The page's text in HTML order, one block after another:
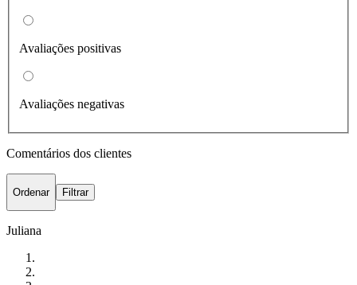
Avaliações positivas
Avaliações negativas
Comentários dos clientes
Ordenar Filtrar
Juliana